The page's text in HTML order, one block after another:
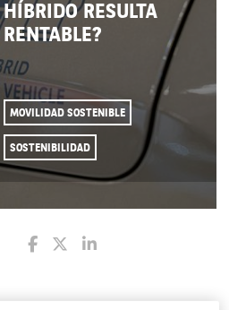
HÍBRIDO RESULTA
RENTABLE?
MOVILIDAD SOSTENIBLE
SOSTENIBILIDAD